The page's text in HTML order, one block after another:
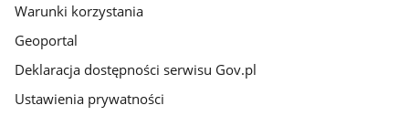
Warunki korzystania
Geoportal
Deklaracja dostępności serwisu Gov.pl
Ustawienia prywatności